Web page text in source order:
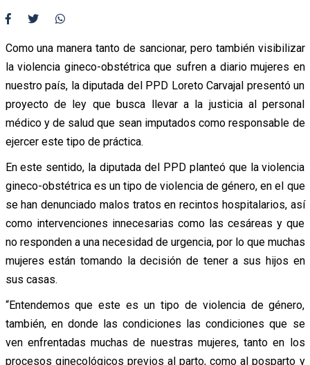
Como una manera tanto de sancionar, pero también visibilizar
la violencia gineco-obstétrica que sufren a diario mujeres en
nuestro país, la diputada del PPD Loreto Carvajal presentó un
proyecto de ley que busca llevar a la justicia al personal
médico y de salud que sean imputados como responsable de
ejercer este tipo de práctica.
En este sentido, la diputada del PPD planteó que la violencia
gineco-obstétrica es un tipo de violencia de género, en el que
se han denunciado malos tratos en recintos hospitalarios, así
como intervenciones innecesarias como las cesáreas y que
no responden a una necesidad de urgencia, por lo que muchas
mujeres están tomando la decisión de tener a sus hijos en
sus casas.
“Entendemos que este es un tipo de violencia de género,
también, en donde las condiciones las condiciones que se
ven enfrentadas muchas de nuestras mujeres, tanto en los
procesos ginecológicos previos al parto, como al posparto y